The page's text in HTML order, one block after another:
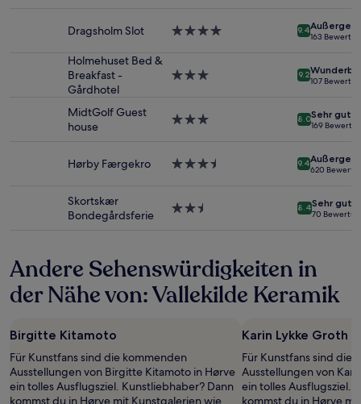
1 Übernachtung
2 Erwachsenen
gefunden
Verfügbarkeiten
zusätzliche
Dragsholm Slot
4.0-
9.4
163
Holmehuset Bed &
Breakfast -
Gårdhotel
3.0-
9.2
107
MidtGolf Guest
house
3.0-
8.0Sehr gut
169
Hørby Færgekro
3.5-
9.4
620
Skortskær
Bondegårdsferie
2.5-
8.4Sehr gut
70
Andere Sehenswürdigkeiten in
der Nähe von: Vallekilde Keramik
Birgitte Kitamoto
Für Kunstfans sind die kommenden
Ausstellungen von Birgitte Kitamoto in Hørve
ein tolles Ausflugsziel. Kunstliebhaber? Dann
kommst du in Hørve mit Kunstgalerien wie
Karin Lykke Groth
Für Kunstfans sind die
Ausstellungen von
ein tolles Ausflugsziel.
kommst du in Hørve